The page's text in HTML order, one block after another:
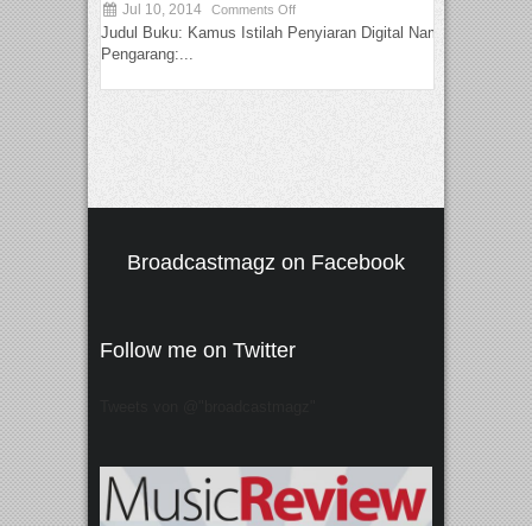
Jul 10, 2014 Comments Off
Judul Buku: Kamus Istilah Penyiaran Digital Nama
Pengarang:...
Broadcastmagz on Facebook
Follow me on Twitter